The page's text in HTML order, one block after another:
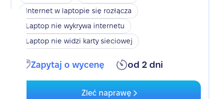
Internet w laptopie się rozłącza
Laptop nie wykrywa internetu
Laptop nie widzi karty sieciowej
Zapytaj o wycenę od 2 dni
Zleć naprawę